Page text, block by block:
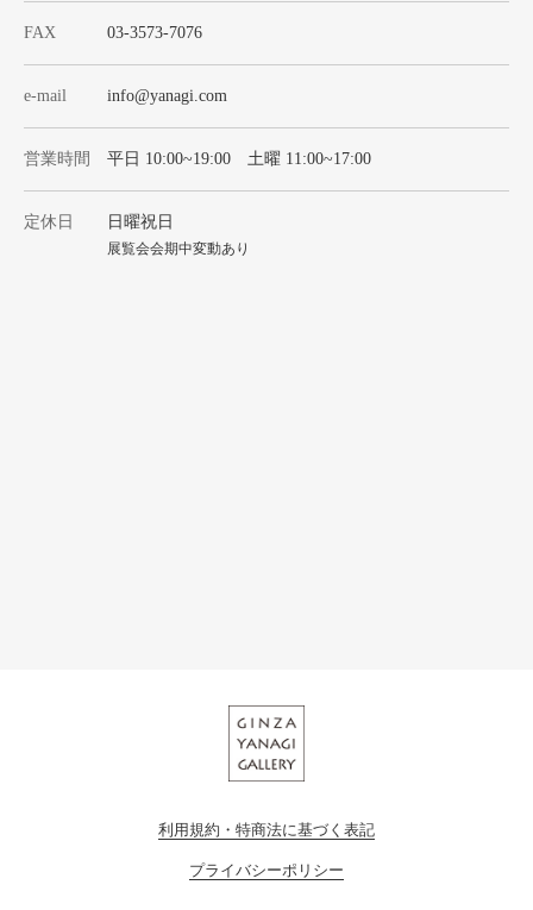
FAX 03-3573-7076
e-mail info@yanagi.com
営業時間 平日 10:00~19:00 土曜 11:00~17:00
定休日 日曜祝日
展覧会会期中変動あり
利用規約・特商法に基づく表記
プライバシーポリシー